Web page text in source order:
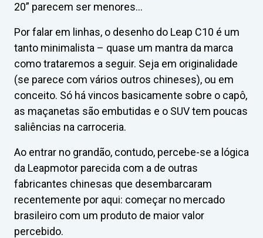
20” parecem ser menores…
Por falar em linhas, o desenho do Leap C10 é um
tanto minimalista – quase um mantra da marca
como trataremos a seguir. Seja em originalidade
(se parece com vários outros chineses), ou em
conceito. Só há vincos basicamente sobre o capô,
as maçanetas são embutidas e o SUV tem poucas
saliências na carroceria.
Ao entrar no grandão, contudo, percebe-se a lógica
da Leapmotor parecida com a de outras
fabricantes chinesas que desembarcaram
recentemente por aqui: começar no mercado
brasileiro com um produto de maior valor
percebido.